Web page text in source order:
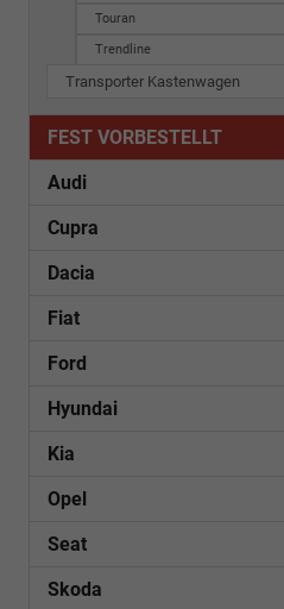
Touran
Trendline
Transporter Kastenwagen
FEST VORBESTELLT
Audi
Cupra
Dacia
Fiat
Ford
Hyundai
Kia
Opel
Seat
Skoda